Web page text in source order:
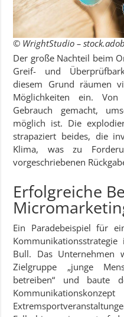
© WrightStudio –
Der große Nachteil beim
Greif- und
diesem Grund räumen
Möglichkeiten ein.
Gebrauch gemacht,
möglich ist. Die
strapaziert beides, die
Klima, was zu
vorgeschriebenen
Erfolgreiche
Ein Paradebeispiel für
Bull. Das Unternehmen
Zielgruppe „junge
betreiben“ und baute